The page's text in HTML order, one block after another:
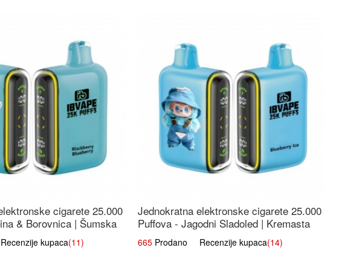
cigarete 25.000
& Borovnica | Šumska
kupaca(11)
Jednokratna elektronske cigarete 25.000
Puffova - Jagodni Sladoled | Kremasta
Slatka Okus
665 Prodano Recenzije kupaca(14)